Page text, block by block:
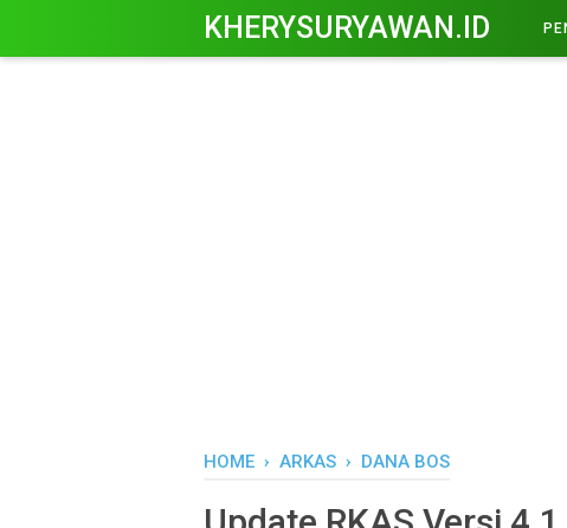
KHERYSURYAWAN.ID
HOME › ARKAS › DANA BOS